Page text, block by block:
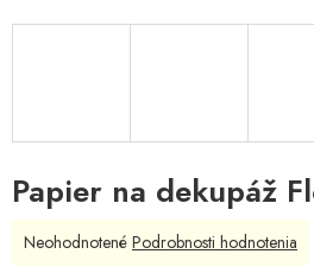
Papier na dekupáž
Priemerné
Neohodnotené Podrobnosti hodnotenia